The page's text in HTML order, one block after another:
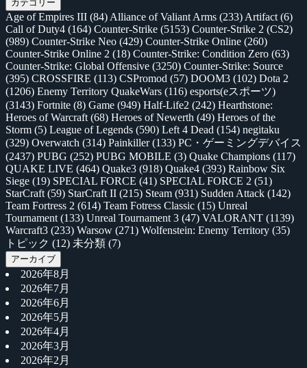
カテゴリー
Age of Empires III (84) Alliance of Valiant Arms (233) Artifact (6)
Call of Duty4 (164) Counter-Strike (5153) Counter-Strike 2 (CS2)
(989) Counter-Strike Neo (429) Counter-Strike Online (260)
Counter-Strike Online 2 (18) Counter-Strike: Condition Zero (63)
Counter-Strike: Global Offensive (3250) Counter-Strike: Source
(395) CROSSFIRE (113) CSPromod (57) DOOM3 (102) Dota 2
(1206) Enemy Territory QuakeWars (116) esports(eスポーツ)
(3143) Fortnite (8) Game (949) Half-Life2 (242) Hearthstone:
Heroes of Warcraft (68) Heroes of Newerth (49) Heroes of the
Storm (5) League of Legends (590) Left 4 Dead (154) negitaku
(329) Overwatch (314) Painkiller(133) PC・ゲーミングデバイス
(2437) PUBG (252) PUBG MOBILE (3) Quake Champions (117)
QUAKE LIVE (464) Quake3 (918) Quake4 (393) Rainbow Six
Siege (19) SPECIAL FORCE (41) SPECIAL FORCE 2 (51)
StarCraft (59) StarCraft II (215) Steam (931) Sudden Attack (142)
Team Fortress 2 (614) Team Fotress Classic (15) Unreal
Tournament (133) Unreal Tournament 3 (47) VALORANT (1139)
Warcraft3 (233) Warsow (271) Wolfenstein: Enemy Territory (35)
トピック (12) 未分類 (7)
アーカイブ
2026年8月
2026年7月
2026年6月
2026年5月
2026年4月
2026年3月
2026年2月